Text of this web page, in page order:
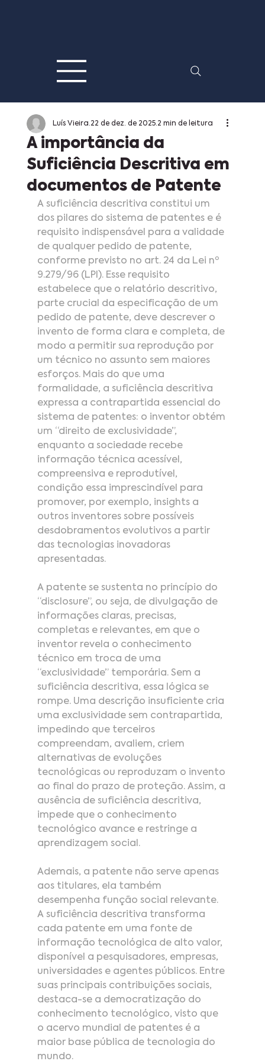
A importância da
Suficiência Descritiva em
documentos de Patente
Luís Vieira 22 de dez. de 2025 2 min de leitura
A suficiência descritiva constitui um
dos pilares do sistema de patentes e é
requisito indispensável para a validade
de qualquer pedido de patente,
conforme previsto no art. 24 da Lei nº
9.279/96 (LPI). Esse requisito
estabelece que o relatório descritivo,
parte crucial da especificação de um
pedido de patente, deve descrever o
invento de forma clara e completa, de
modo a permitir sua reprodução por
um técnico no assunto sem maiores
esforços. Mais do que uma
formalidade, a suficiência descritiva
expressa a contrapartida essencial do
sistema de patentes: o inventor obtém
um “direito de exclusividade”,
enquanto a sociedade recebe
informação técnica acessível,
compreensiva e reprodutível,
condição essa imprescindível para
promover, por exemplo, insights a
outros inventores sobre possíveis
desdobramentos evolutivos a partir
das tecnologias inovadoras
apresentadas.
A patente se sustenta no princípio do
“disclosure”, ou seja, de divulgação de
informações claras, precisas,
completas e relevantes, em que o
inventor revela o conhecimento
técnico em troca de uma
“exclusividade” temporária. Sem a
suficiência descritiva, essa lógica se
rompe. Uma descrição insuficiente cria
uma exclusividade sem contrapartida,
impedindo que terceiros
compreendam, avaliem, criem
alternativas de evoluções
tecnológicas ou reproduzam o invento
ao final do prazo de proteção. Assim, a
ausência de suficiência descritiva,
impede que o conhecimento
tecnológico avance e restringe a
aprendizagem social.
Ademais, a patente não serve apenas
aos titulares, ela também
desempenha função social relevante.
A suficiência descritiva transforma
cada patente em uma fonte de
informação tecnológica de alto valor,
disponível a pesquisadores, empresas,
universidades e agentes públicos. Entre
suas principais contribuições sociais,
destaca-se a democratização do
conhecimento tecnológico, visto que
o acervo mundial de patentes é a
maior base pública de tecnologia do
mundo.